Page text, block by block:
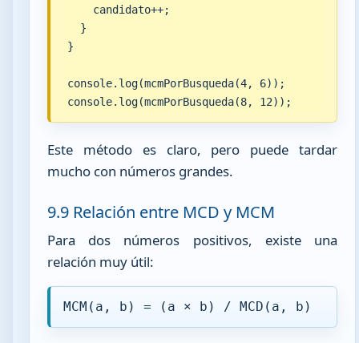
    candidato++;
  }
}
console.log(mcmPorBusqueda(4, 6));
console.log(mcmPorBusqueda(8, 12));
Este método es claro, pero puede tardar
mucho con números grandes.
9.9 Relación entre MCD y MCM
Para dos números positivos, existe una
relación muy útil:
MCM(a, b) = (a × b) / MCD(a, b)